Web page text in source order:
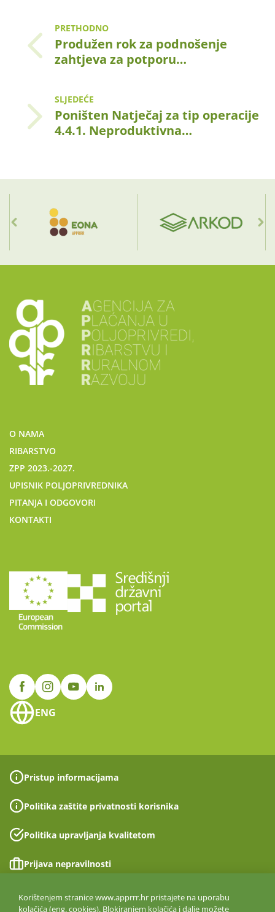
PRETHODNO
Produžen rok za podnošenje
zahtjeva za potporu…
SLJEDEĆE
Poništen Natječaj za tip operacije
4.4.1. Neproduktivna…
O NAMA
RIBARSTVO
ZPP 2023.-2027.
UPISNIK POLJOPRIVREDNIKA
PITANJA I ODGOVORI
KONTAKTI
ENG
Pristup informacijama
Politika zaštite privatnosti korisnika
Politika upravljanja kvalitetom
Prijava nepravilnosti
Izjava o pristupačnosti
Korištenjem stranice www.apprrr.hr pristajete na uporabu
kolačića (eng. cookies). Blokiranjem kolačića i dalje možete